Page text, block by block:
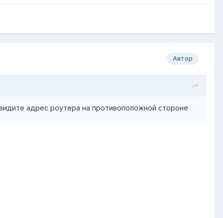
Автор
адрес роутера на противоположной стороне